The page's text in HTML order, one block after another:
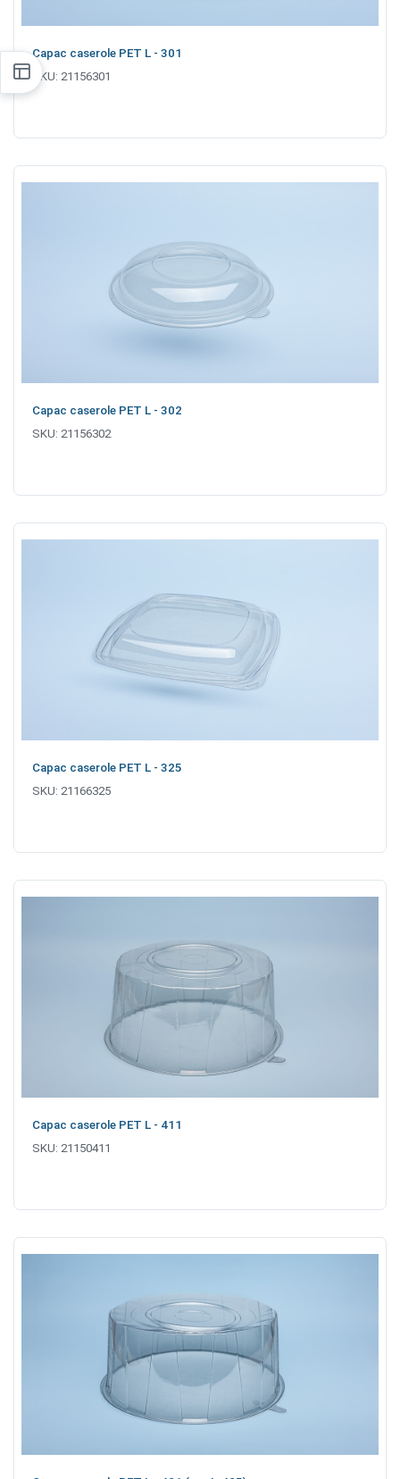
Capac caserole PET L - 301
SKU: 21156301
Capac caserole PET L - 302
SKU: 21156302
Capac caserole PET L - 325
SKU: 21166325
Capac caserole PET L - 411
SKU: 21150411